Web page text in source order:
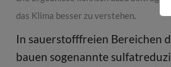
das Klima besser zu verstehen.
In sauerstofffreien Bereichen
bauen sogenannte